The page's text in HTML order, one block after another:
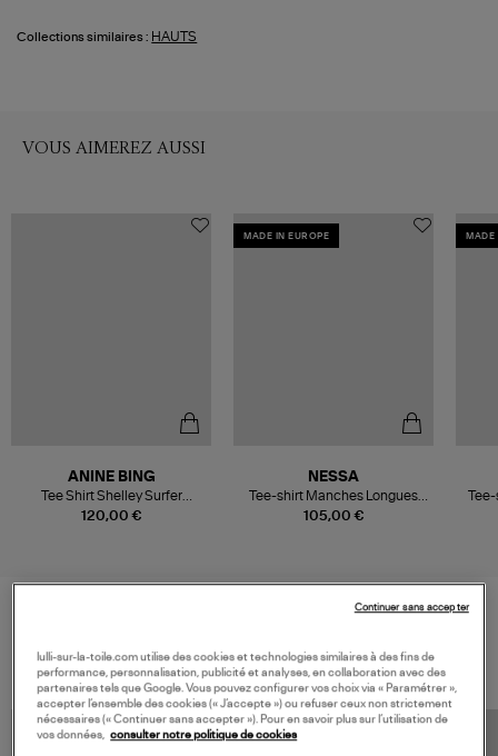
Collections similaires : HAUTS
VOUS AIMEREZ AUSSI
120,00 €
ANINE BING
Tee Shirt Shelley Surfer
Washed Buttercream
MADE IN EUROPE
105,00 €
NESSA
Tee-shirt Manches Longues
Coton Blanc Ivoire
MADE
Tee-
lulli-sur-la-toile.com utilise des cookies et technologies similaires à des fins de
performance, personnalisation, publicité et analyses, en collaboration avec des
partenaires tels que Google. Vous pouvez configurer vos choix via « Paramétrer »,
accepter l’ensemble des cookies (« J’accepte ») ou refuser ceux non strictement
nécessaires (« Continuer sans accepter »). Pour en savoir plus sur l’utilisation de
vos données, consulter notre politique de cookies
Continuer sans accepter